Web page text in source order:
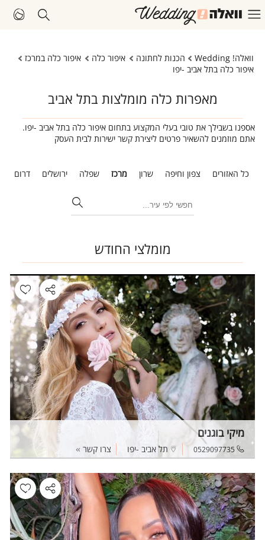
וואלה! Wedding הכנות לחתונה איפור כלה
איפור כלה במרכז
איפור כלה בתל אביב -יפו
מאפרות כלה מומלצות בתל אביב
אספנו בשבילך את טובי בעלי המקצוע בתחום איפור כלה בתל אביב -יפו.
אתם מוזמנים להשאיר פרטים ליצירת קשר ישירות לבית העסק
כל האזורים צפון וחיפה שרון מרכז שפלה ירושלים דרום
מומלצי החודש
מיקי בוגנים
0529097735 תל אביב -יפו צרו קשר